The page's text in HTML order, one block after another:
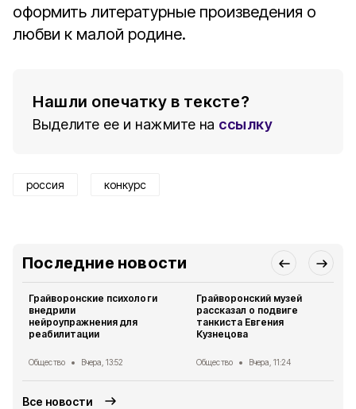
оформить литературные произведения о
любви к малой родине.
Нашли опечатку в тексте?
Выделите ее и нажмите на ссылку
россия конкурс
Последние новости
Грайворонские психологи
внедрили
нейроупражнения для
реабилитации
Общество Вчера, 13:52
Грайворонский музей
рассказал о подвиге
танкиста Евгения
Кузнецова
Общество Вчера, 11:24
Все новости